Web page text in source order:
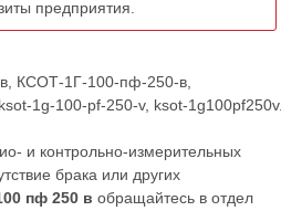
предприятия.
КСОТ-1Г-100-пф-250-в,
1g-100-pf-250-v, ksot-1g100pf250v.
и контрольно-измерительных
брака или других
пф 250 в обращайтесь в отдел